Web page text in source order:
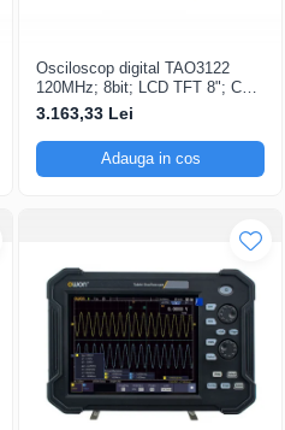
Osciloscop digital TAO3122
120MHz; 8bit; LCD TFT 8"; Ch:
2; 1Gsps; 40Mpts ce include
Decodificare serială
3.163,33 Lei
Adauga in cos